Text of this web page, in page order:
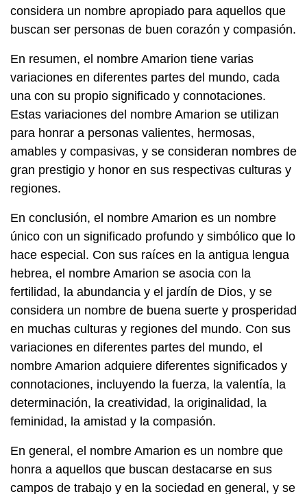
considera un nombre apropiado para aquellos que
buscan ser personas de buen corazón y compasión.
En resumen, el nombre Amarion tiene varias
variaciones en diferentes partes del mundo, cada
una con su propio significado y connotaciones.
Estas variaciones del nombre Amarion se utilizan
para honrar a personas valientes, hermosas,
amables y compasivas, y se consideran nombres de
gran prestigio y honor en sus respectivas culturas y
regiones.
En conclusión, el nombre Amarion es un nombre
único con un significado profundo y simbólico que lo
hace especial. Con sus raíces en la antigua lengua
hebrea, el nombre Amarion se asocia con la
fertilidad, la abundancia y el jardín de Dios, y se
considera un nombre de buena suerte y prosperidad
en muchas culturas y regiones del mundo. Con sus
variaciones en diferentes partes del mundo, el
nombre Amarion adquiere diferentes significados y
connotaciones, incluyendo la fuerza, la valentía, la
determinación, la creatividad, la originalidad, la
feminidad, la amistad y la compasión.
En general, el nombre Amarion es un nombre que
honra a aquellos que buscan destacarse en sus
campos de trabajo y en la sociedad en general, y se